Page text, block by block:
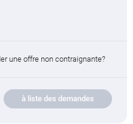
une offre non contraignante?
à liste des demandes